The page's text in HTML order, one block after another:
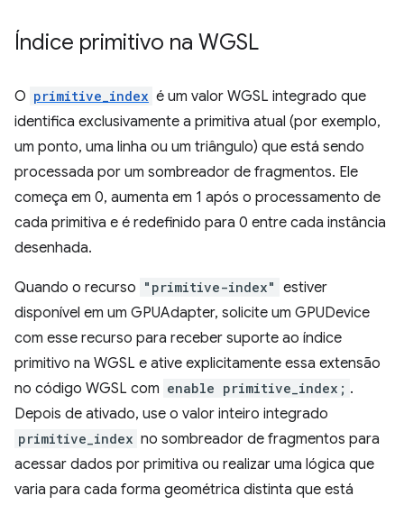
Índice primitivo na WGSL
O primitive_index é um valor WGSL integrado que
identifica exclusivamente a primitiva atual (por exemplo,
um ponto, uma linha ou um triângulo) que está sendo
processada por um sombreador de fragmentos. Ele
começa em 0, aumenta em 1 após o processamento de
cada primitiva e é redefinido para 0 entre cada instância
desenhada.
Quando o recurso "primitive-index" estiver
disponível em um GPUAdapter, solicite um GPUDevice
com esse recurso para receber suporte ao índice
primitivo na WGSL e ative explicitamente essa extensão
no código WGSL com enable primitive_index; .
Depois de ativado, use o valor inteiro integrado
primitive_index no sombreador de fragmentos para
acessar dados por primitiva ou realizar uma lógica que
varia para cada forma geométrica distinta que está